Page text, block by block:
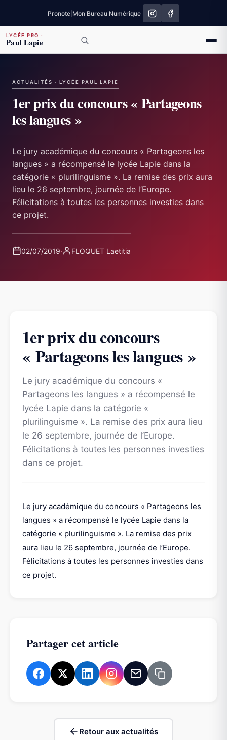
Pronote Mon Bureau Numérique
LYCÉE PRO ·
Paul Lapie
ACTUALITÉS · LYCÉE PAUL LAPIE
1er prix du concours « Partageons
les langues »
Le jury académique du concours « Partageons les
langues » a récompensé le lycée Lapie dans la
catégorie « plurilinguisme ». La remise des prix aura
lieu le 26 septembre, journée de l’Europe.
Félicitations à toutes les personnes investies dans
ce projet.
02/07/2019· FLOQUET Laetitia
1er prix du concours
« Partageons les langues »
Le jury académique du concours «
Partageons les langues » a récompensé le
lycée Lapie dans la catégorie «
plurilinguisme ». La remise des prix aura lieu
le 26 septembre, journée de l’Europe.
Félicitations à toutes les personnes investies
dans ce projet.
Le jury académique du concours « Partageons les
langues » a récompensé le lycée Lapie dans la
catégorie « plurilinguisme ». La remise des prix
aura lieu le 26 septembre, journée de l’Europe.
Félicitations à toutes les personnes investies dans
ce projet.
Partager cet article
Retour aux actualités